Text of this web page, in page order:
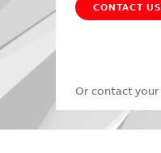
CONTACT US
Or contact your